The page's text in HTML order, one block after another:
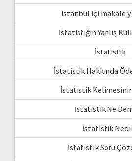
istanbul içi makale
İstatistiğin Yanlış
İstatistik
İstatistik Hakkında
İstatistik
İstatistik Ne
İstatistik
İstatistik Soru